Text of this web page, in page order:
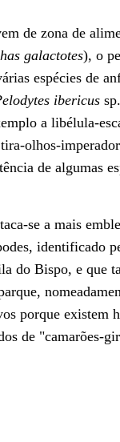
de zona de
galactotes), o
espécies de
ibericus
a libélula-
olhos-
de algumas
se a mais
identificado
do Bispo, e que
porque existem
de "camarões-